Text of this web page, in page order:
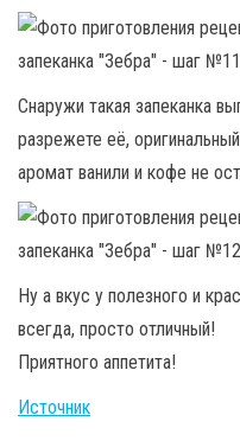
Снаружи такая запеканка
разрежете её,
аромат ванили и кофе не
Ну а вкус у полезного и
всегда, просто отличный!
Приятного аппетита!
Источник